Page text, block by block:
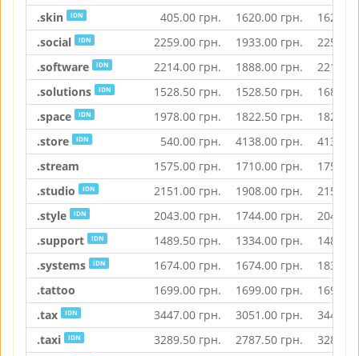
.skin
IDN 405.00 грн. 1620.00 грн.
1620.00
.social
IDN 2259.00 грн. 1933.00 грн.
2259.00
.software
IDN 2214.00 грн. 1888.00 грн.
2214.00
.solutions
IDN 1528.50 грн. 1528.50 грн.
1680.50
.space
IDN 1978.00 грн. 1822.50 грн.
1822.50
.store
IDN 540.00 грн. 4138.00 грн.
4138.00
.stream
1575.00 грн. 1710.00 грн.
1753.00
.studio
IDN 2151.00 грн. 1908.00 грн.
2151.00
.style
IDN 2043.00 грн. 1744.00 грн.
2043.00
.support
IDN 1489.50 грн. 1334.00 грн.
1489.50
.systems
IDN 1674.00 грн. 1674.00 грн.
1838.00
.tattoo
1699.00 грн. 1699.00 грн.
1699.00
.tax
IDN 3447.00 грн. 3051.00 грн.
3447.00
.taxi
IDN 3289.50 грн. 2787.50 грн.
3289.50